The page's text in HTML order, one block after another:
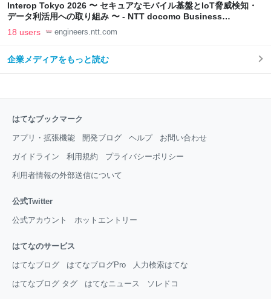
Interop Tokyo 2026 〜 セキュアなモバイル基盤とIoT脅威検知・
データ利活用への取り組み 〜 - NTT docomo Business
Engineers' Blog
18 users engineers.ntt.com
企業メディアをもっと読む
はてなブックマーク
アプリ・拡張機能 開発ブログ ヘルプ お問い合わせ
ガイドライン 利用規約 プライバシーポリシー
利用者情報の外部送信について
公式Twitter
公式アカウント ホットエントリー
はてなのサービス
はてなブログ はてなブログPro 人力検索はてな
はてなブログ タグ はてなニュース ソレドコ